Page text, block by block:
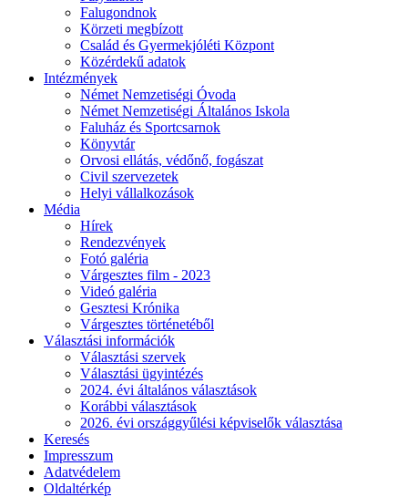
Falugondnok
Körzeti megbízott
Család és Gyermekjóléti Központ
Közérdekű adatok
Intézmények
Német Nemzetiségi Óvoda
Német Nemzetiségi Általános Iskola
Faluház és Sportcsarnok
Könyvtár
Orvosi ellátás, védőnő, fogászat
Civil szervezetek
Helyi vállalkozások
Média
Hírek
Rendezvények
Fotó galéria
Várgesztes film - 2023
Videó galéria
Gesztesi Krónika
Várgesztes történetéből
Választási információk
Választási szervek
Választási ügyintézés
2024. évi általános választások
Korábbi választások
2026. évi országgyűlési képviselők választása
Keresés
Impresszum
Adatvédelem
Oldaltérkép